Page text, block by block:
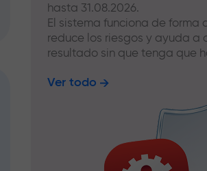
hasta 31.08.2026.
El sistema funciona de forma
reduce los riesgos y ayuda a
resultado sin que tenga que
Ver todo